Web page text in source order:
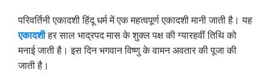
परिवर्तिनी एकादशी हिंदू धर्म में एक महत्वपूर्ण एकादशी मानी जाती है। यह
एकादशीहर साल भाद्रपद मास के शुक्ल पक्ष की ग्यारहवीं तिथि को
मनाई जाती है। इस दिन भगवान विष्णु के वामन अवतार की पूजा की
जाती है।